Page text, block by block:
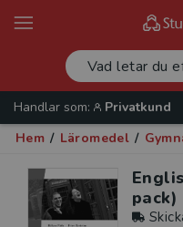
Handlar som:
Privatkund
Hem / Läromedel /
pack)